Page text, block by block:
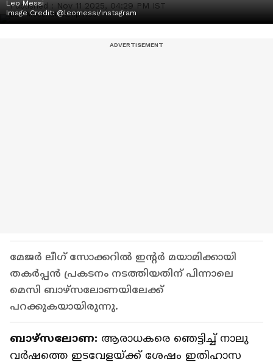
Published : Nov 11 2025, 04:29 PM IST
Leo Messi
Image Credit:@leomessi/instagram
മേജർ ലീഗ് സോക്കറിൽ ഇന്റർ മയാമിക്കായി
തകർപ്പൻ പ്രകടനം നടത്തിയതിന് പിന്നാലെ
മെസി ബാഴ്സലോണയിലേക്ക്
പറക്കുകയായിരുന്നു.
ബാഴ്സലോണ: ആരാധകരെ ഞെട്ടിച്ച് നാലു
വർഷത്തെ ഇടവേളയ്ക്ക് ശേഷം ഇതിഹാസ